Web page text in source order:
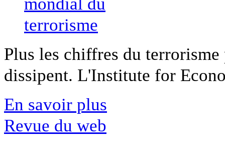
Plus les chiffres du
dissipent. L'Institute for
En savoir plus
Revue du web